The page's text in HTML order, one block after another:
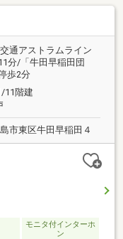
に家電費用も住宅ロ
い方でもまずはご
一本化して月々支
式会社◆◇・住宅ロ
た方、お気軽にご相
たします。事前にご
る物件情報もまとめ
通アストラムライン
分/「牛田早稲田団
歩2分
11階建
市東区牛田早稲田４
モニタ付インターホ
ン